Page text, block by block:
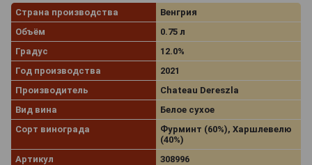
Страна производства
Венгрия
Объём
0.75 л
Градус
12.0%
Год производства
2021
Производитель
Chateau Dereszla
Вид вина
Белое сухое
Сорт винограда
Фурминт (60%), Харшлевелю
(40%)
Артикул
308996